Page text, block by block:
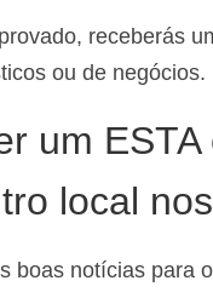
receberás
ou de negócios.
um
local
boas notícias para